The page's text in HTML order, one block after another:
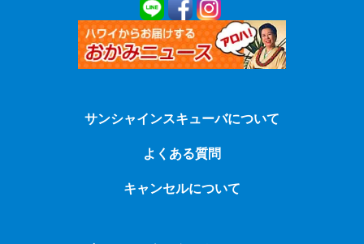
サンシャインスキューバについて
よくある質問
キャンセルについて